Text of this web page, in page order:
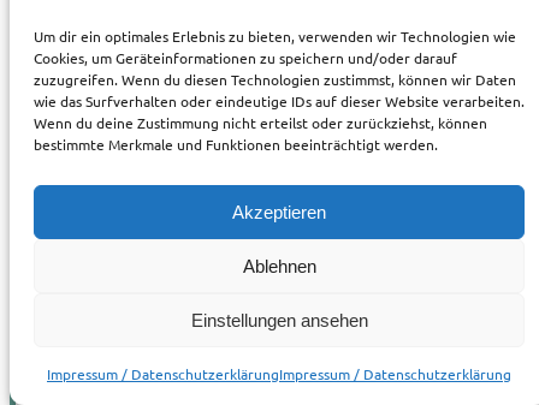
Um dir ein optimales Erlebnis zu bieten, verwenden wir Technologien wie
Cookies, um Geräteinformationen zu speichern und/oder darauf
zuzugreifen. Wenn du diesen Technologien zustimmst, können wir Daten
wie das Surfverhalten oder eindeutige IDs auf dieser Website verarbeiten.
Wenn du deine Zustimmung nicht erteilst oder zurückziehst, können
bestimmte Merkmale und Funktionen beeinträchtigt werden.
Akzeptieren
Ablehnen
Einstellungen ansehen
Impressum / DatenschutzerklärungImpressum / Datenschutzerklärung
Fichtenkreuzschrauber
JULIA, 1990)
Dieser Finkenvogel, der als einziger der Gattung
Schnabelspitzen entwickelt hat, ist nicht nur im